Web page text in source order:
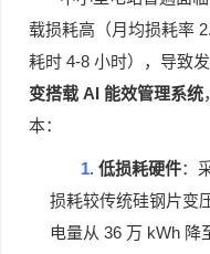
载损耗高（月均损耗率
耗时 4-8 小时），导致
变搭载 AI 能效管理系统
本：
1. 低损耗硬件：
损耗较传统硅钢片变
电量从 36 万 kWh 降